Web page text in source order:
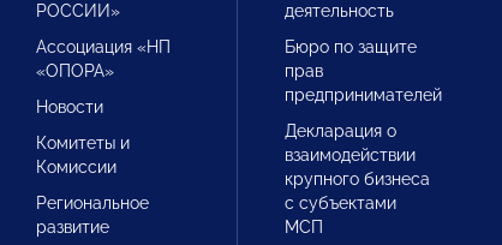
РОССИИ»
Ассоциация «НП
«ОПОРА»
Новости
Комитеты и
Комиссии
Региональное
развитие
деятельность
Бюро по защите
прав
предпринимателей
Декларация о
взаимодействии
крупного бизнеса
с субъектами
МСП